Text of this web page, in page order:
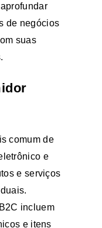
de negócios
suas
comum de
e
e serviços
incluem
e itens